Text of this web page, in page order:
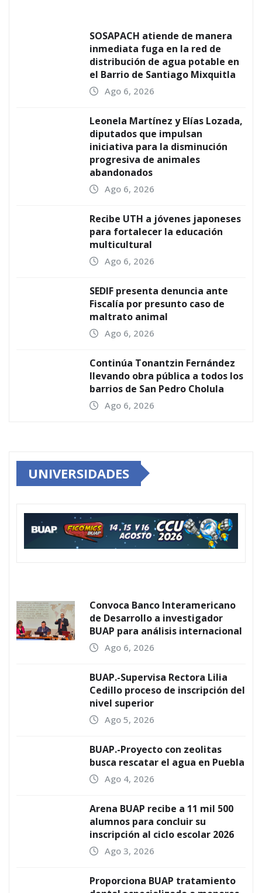
SOSAPACH atiende de manera
inmediata fuga en la red de
distribución de agua potable en
el Barrio de Santiago Mixquitla
Ago 6, 2026
Leonela Martínez y Elías Lozada,
diputados que impulsan
iniciativa para la disminución
progresiva de animales
abandonados
Ago 6, 2026
Recibe UTH a jóvenes japoneses
para fortalecer la educación
multicultural
Ago 6, 2026
SEDIF presenta denuncia ante
Fiscalía por presunto caso de
maltrato animal
Ago 6, 2026
Continúa Tonantzin Fernández
llevando obra pública a todos los
barrios de San Pedro Cholula
Ago 6, 2026
UNIVERSIDADES
Convoca Banco Interamericano
de Desarrollo a investigador
BUAP para análisis internacional
Ago 6, 2026
BUAP.-Supervisa Rectora Lilia
Cedillo proceso de inscripción del
nivel superior
Ago 5, 2026
BUAP.-Proyecto con zeolitas
busca rescatar el agua en Puebla
Ago 4, 2026
Arena BUAP recibe a 11 mil 500
alumnos para concluir su
inscripción al ciclo escolar 2026
Ago 3, 2026
Proporciona BUAP tratamiento